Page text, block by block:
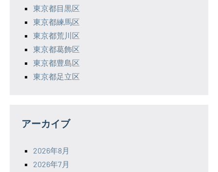
東京都目黒区
東京都練馬区
東京都荒川区
東京都葛飾区
東京都豊島区
東京都足立区
アーカイブ
2026年8月
2026年7月